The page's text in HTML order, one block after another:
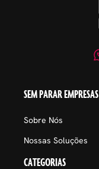
SEM PARAR EMPRESAS
Sobre Nós
Nossas Soluções
CATEGORIAS